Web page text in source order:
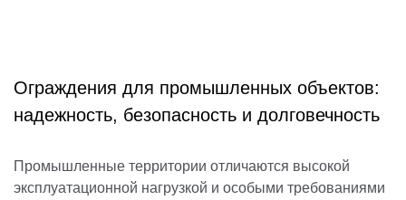
Ограждения для промышленных объектов:
надежность, безопасность и долговечность
Промышленные территории отличаются высокой
эксплуатационной нагрузкой и особыми требованиями